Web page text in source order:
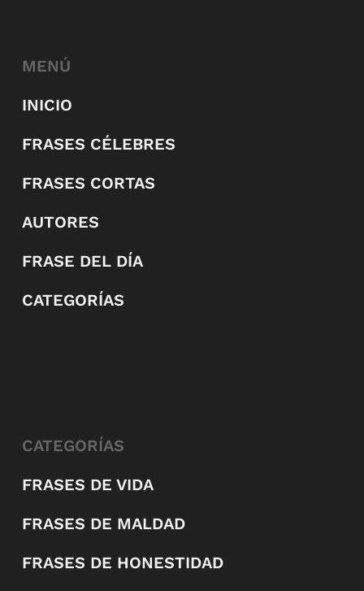
MENÚ
INICIO
FRASES CÉLEBRES
FRASES CORTAS
AUTORES
FRASE DEL DÍA
CATEGORÍAS
CATEGORÍAS
FRASES DE VIDA
FRASES DE MALDAD
FRASES DE HONESTIDAD